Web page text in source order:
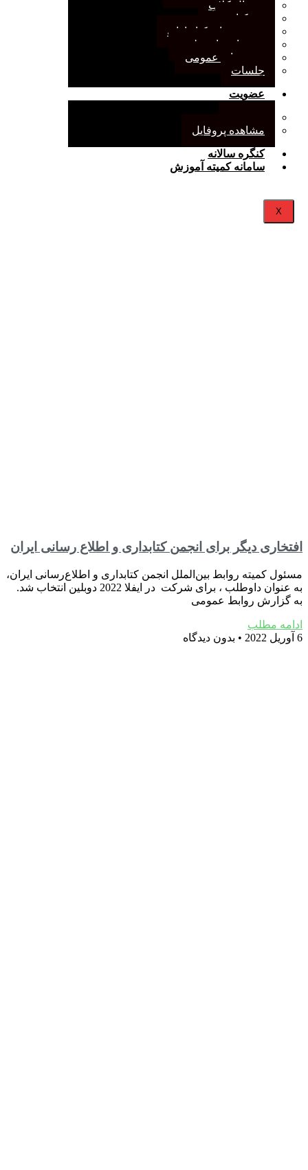
ژورنال کلاب
نقد کتاب
دورهمی‌های کتابدارانه
سخنرانی‌های علمی
مجمع‌های عمومی
جلسات
عضویت
مشاهده پروفایل
کنگره سالانه
سامانه کمیته آموزش
X
افتخاری دیگر برای انجمن کتابداری و اطلاع رسانی ایران
مسئول کمیته روابط بین‌الملل انجمن کتابداری و اطلاع‌رسانی ایران،
به عنوان داوطلب ، برای شرکت در ایفلا 2022 دوبلین انتخاب شد.
به گزارش روابط عمومی
ادامه مطلب
6 آوریل 2022
بدون دیدگاه